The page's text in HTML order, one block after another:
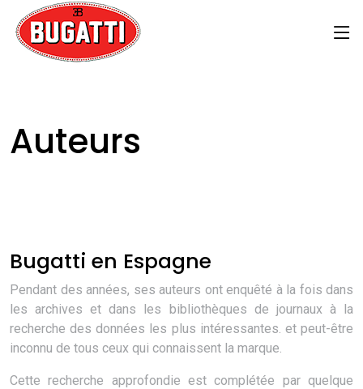
Auteurs
Bugatti en Espagne
Pendant des années, ses auteurs ont enquêté à la fois dans
les archives et dans les bibliothèques de journaux à la
recherche des données les plus intéressantes. et peut-être
inconnu de tous ceux qui connaissent la marque.
Cette recherche approfondie est complétée par quelque